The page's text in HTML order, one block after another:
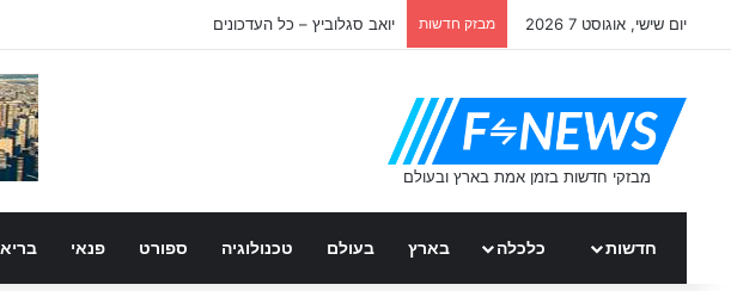
יום שישי, אוגוסט 7 2026 מבזק חדשות יואב סגלוביץ – כל העדכונים
חדשות כלכלה בארץ בעולם טכנולוגיה ספורט פנאי